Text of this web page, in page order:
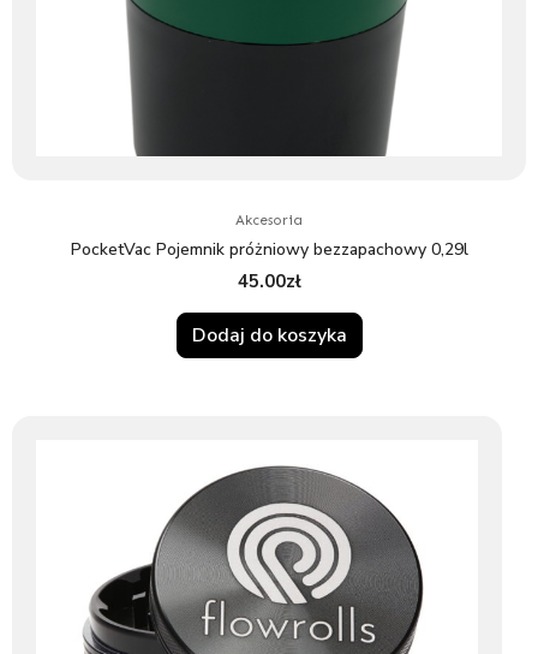
Akcesoria
PocketVac Pojemnik próżniowy bezzapachowy 0,29l
45.00zł
Dodaj do koszyka